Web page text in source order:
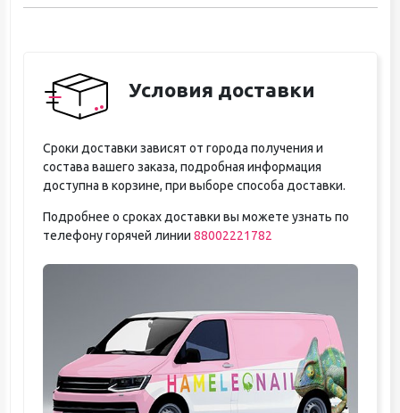
Условия доставки
Сроки доставки зависят от города получения и
состава вашего заказа, подробная информация
доступна в корзине, при выборе способа доставки.
Подробнее о сроках доставки вы можете узнать по
телефону горячей линии 88002221782